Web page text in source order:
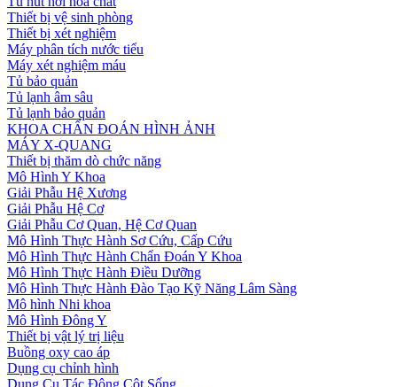
Thiết bị vệ sinh phòng
Thiết bị xét nghiệm
Máy phân tích nước tiểu
Máy xét nghiệm máu
Tủ bảo quản
Tủ lạnh âm sâu
Tủ lạnh bảo quản
KHOA CHẨN ĐOÁN HÌNH ẢNH
MÁY X-QUANG
Thiết bị thăm dò chức năng
Mô Hình Y Khoa
Giải Phẫu Hệ Xương
Giải Phẫu Hệ Cơ
Giải Phẫu Cơ Quan, Hệ Cơ Quan
Mô Hình Thực Hành Sơ Cứu, Cấp Cứu
Mô Hình Thực Hành Chẩn Đoán Y Khoa
Mô Hình Thực Hành Điều Dưỡng
Mô Hình Thực Hành Đào Tạo Kỹ Năng Lâm Sàng
Mô hình Nhi khoa
Mô Hình Đông Y
Thiết bị vật lý trị liệu
Buồng oxy cao áp
Dụng cụ chỉnh hình
Dụng Cụ Tác Động Cột Sống